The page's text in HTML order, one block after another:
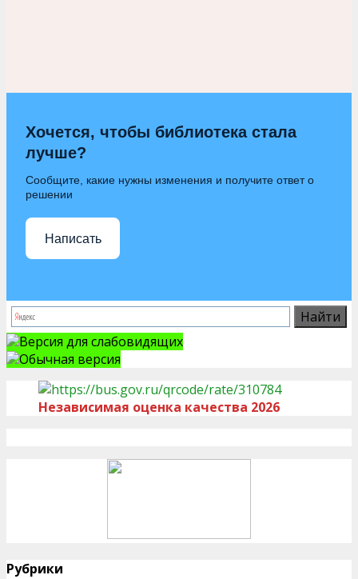
Хочется, чтобы библиотека стала
лучше?
Сообщите, какие нужны изменения и получите ответ о
решении
Написать
Версия для слабовидящих
Обычная версия
Независимая оценка качества 2026
Рубрики